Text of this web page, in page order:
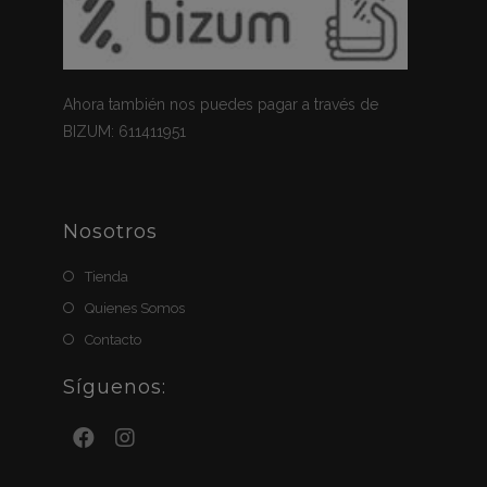
Ahora también nos puedes pagar a través de
BIZUM: 611411951
Nosotros
Tienda
Quienes Somos
Contacto
Síguenos: